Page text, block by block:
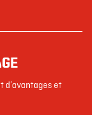
d’avantages et